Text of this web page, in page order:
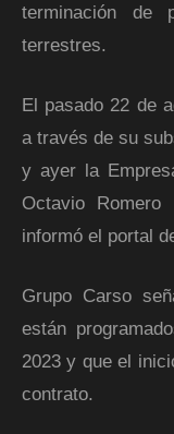
terminación de
terrestres.
El pasado 22 de
a través de su
y ayer la
Octavio
informó el portal
Grupo Carso
están
2023 y que el
contrato.